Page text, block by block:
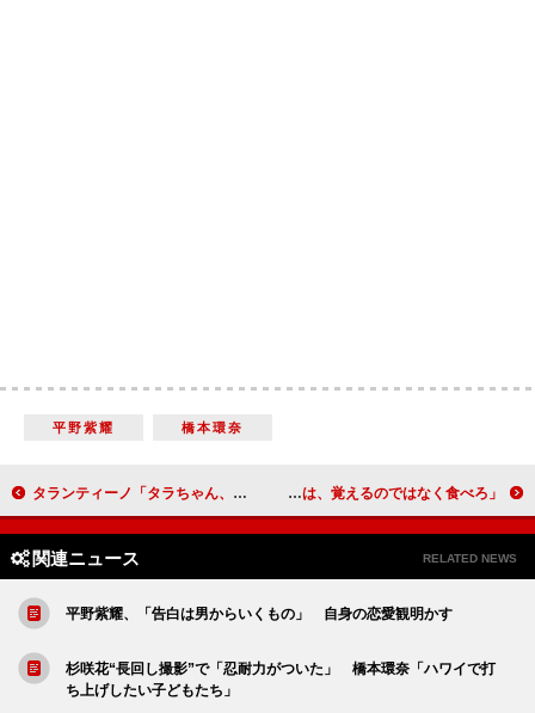
平野紫耀 橋本環奈
タランティーノ「タラちゃん、ベリー・ハッピー」 レオ様「今日のファンは最高」 西島秀俊、西田敏行からのアドバイスを明かす 「せりふは、覚えるのではなく食べろ」
関連ニュース RELATED NEWS
平野紫耀、「告白は男からいくもの」 自身の恋愛観明かす
杉咲花“長回し撮影”で「忍耐力がついた」 橋本環奈「ハワイで打
ち上げしたい子どもたち」